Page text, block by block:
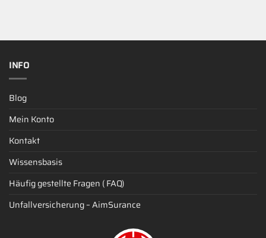
INFO
Blog
Mein Konto
Kontakt
Wissensbasis
Häufig gestellte Fragen ( FAQ)
Unfallversicherung – AimSurance